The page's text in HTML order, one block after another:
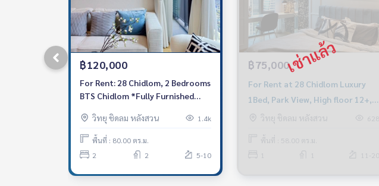
฿120,000
For Rent: 28 Chidlom, 2 Bedrooms
BTS Chidlom *Fully Furnished
วิทยุ ชิดลม หลังสวน
1.4k
พื้นที่ : 80.00 ตร.ม.
2
2 5-10
฿75,000
For Rent at 28 Chidlom Luxury
1Bed, Park View, High floor 12+,
Near Central Chidlom, BTS
วิทยุ ชิดลม หลังสวน 628
พื้นที่ : 58.00 ตร.ม.
11-20